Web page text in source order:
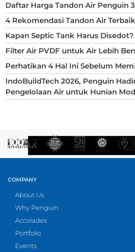
Daftar Harga Tandon Air Penguin
4 Rekomendasi Tandon Air
Kapan Septic Tank Harus
Filter Air PVDF untuk Air Lebih
Perhatikan 4 Hal Ini Sebelum
IndoBuildTech 2026, Penguin
Pengelolaan Air untuk Hunian
COMPANY
About Us
Why Penguin
Accolades
Portfolio
Events